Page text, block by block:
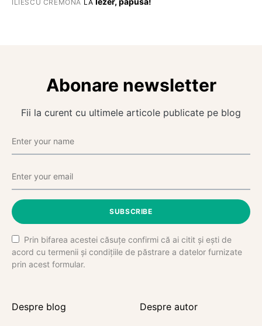
ILIESCU CREMONA LA
Abonare newsletter
Fii la curent cu ultimele articole publicate pe blog
SUBSCRIBE
Prin bifarea acestei căsuțe confirmi că ai citit și ești de
acord cu termenii și condițiile de păstrare a datelor furnizate
prin acest formular.
Despre blog Despre autor